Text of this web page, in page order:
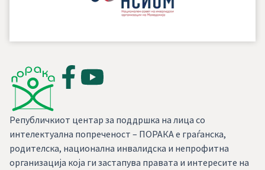
Републичкиот центар за поддршка на лица со
интелектуална попреченост – ПОРАКА е граѓанска,
родителска, национална инвалидска и непрофитна
организација која ги застапува правата и интересите на